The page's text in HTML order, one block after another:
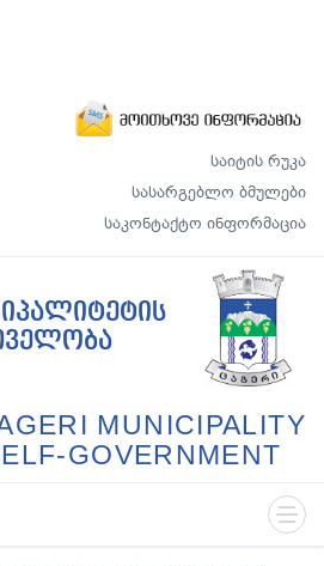
საიტის რუკა
სასარგებლო ბმულები
საკონტაქტო ინფორმაცია
MUNICIPALITY
GOVERNMENT